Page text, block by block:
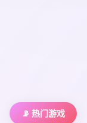
📡 热门游戏